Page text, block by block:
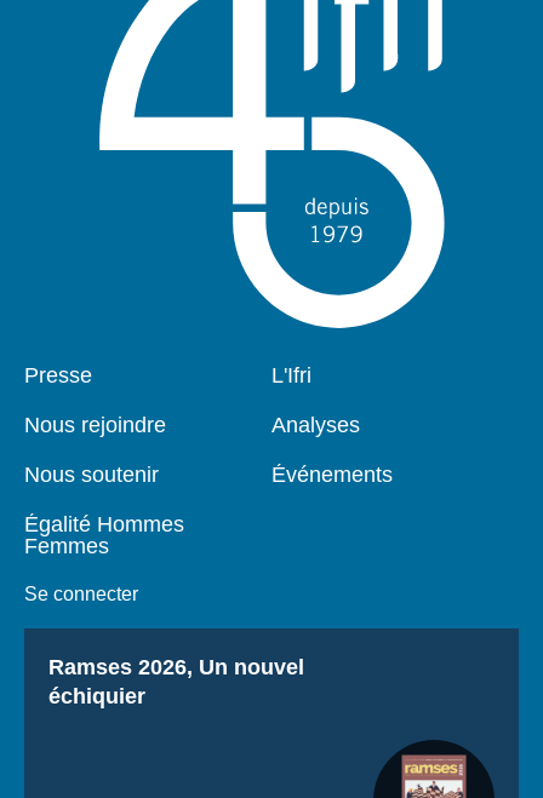
Pied
Presse
Nous rejoindre
Nous soutenir
Égalité Hommes
Femmes
Se connecter
Navigation
L'Ifri
Analyses
Événements
Titre
Ramses 2026, Un nouvel
échiquier